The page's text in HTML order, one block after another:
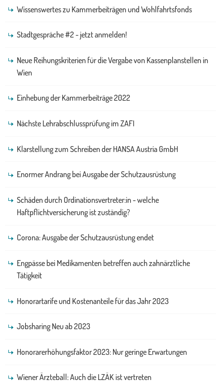
Wissenswertes zu Kammerbeiträgen und Wohlfahrtsfonds
Stadtgespräche #2 - jetzt anmelden!
Neue Reihungskriterien für die Vergabe von Kassenplanstellen in
Wien
Einhebung der Kammerbeiträge 2022
Nächste Lehrabschlussprüfung im ZAFI
Klarstellung zum Schreiben der HANSA Austria GmbH
Enormer Andrang bei Ausgabe der Schutzausrüstung
Schäden durch Ordinationsvertreter:in - welche
Haftpflichtversicherung ist zuständig?
Corona: Ausgabe der Schutzausrüstung endet
Engpässe bei Medikamenten betreffen auch zahnärztliche
Tätigkeit
Honorartarife und Kostenanteile für das Jahr 2023
Jobsharing Neu ab 2023
Honorarerhöhungsfaktor 2023: Nur geringe Erwartungen
Wiener Ärzteball: Auch die LZÄK ist vertreten